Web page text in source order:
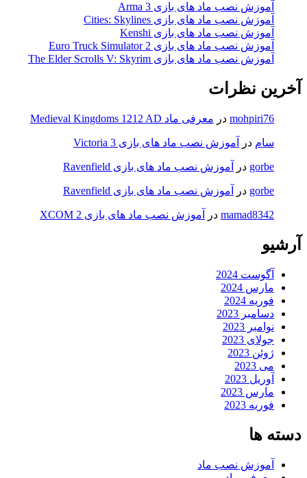
آموزش نصب ماد های بازی Arma 3
آموزش نصب ماد های بازی Cities: Skylines
آموزش نصب ماد های بازی Kenshi
آموزش نصب ماد های بازی Euro Truck Simulator 2
آموزش نصب ماد های بازی The Elder Scrolls V: Skyrim
آخرین نظرات
mohpiri76 در معرفی ماد Medieval Kingdoms 1212 AD
سام در آموزش نصب ماد های بازی Victoria 3
gorbe در آموزش نصب ماد های بازی Ravenfield
gorbe در آموزش نصب ماد های بازی Ravenfield
mamad8342 در آموزش نصب ماد های بازی XCOM 2
آرشیو
آگوست 2024
مارس 2024
فوریه 2024
دسامبر 2023
نوامبر 2023
جولای 2023
ژوئن 2023
می 2023
آوریل 2023
مارس 2023
فوریه 2023
دسته ها
آموزش نصب ماد